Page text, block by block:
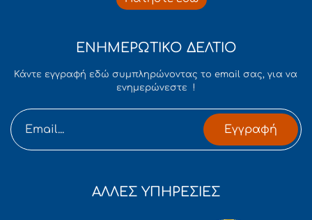
ΕΝΗΜΕΡΩΤΙΚΟ ΔΕΛΤΙΟ
Κάντε εγγραφή εδώ συμπληρώνοντας το email σας, για να
ενημερώνεστε !
Εγγραφή
ΑΛΛΕΣ ΥΠΗΡΕΣΙΕΣ